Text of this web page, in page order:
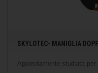
SKYLOTEC- MANIGLIA
Appositamente studiata per